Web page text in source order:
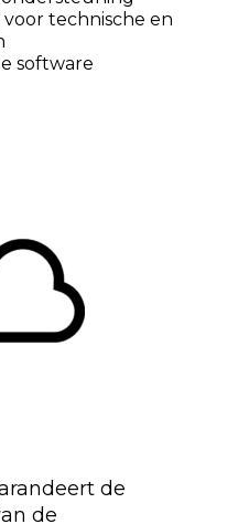
technische en
software
de
de